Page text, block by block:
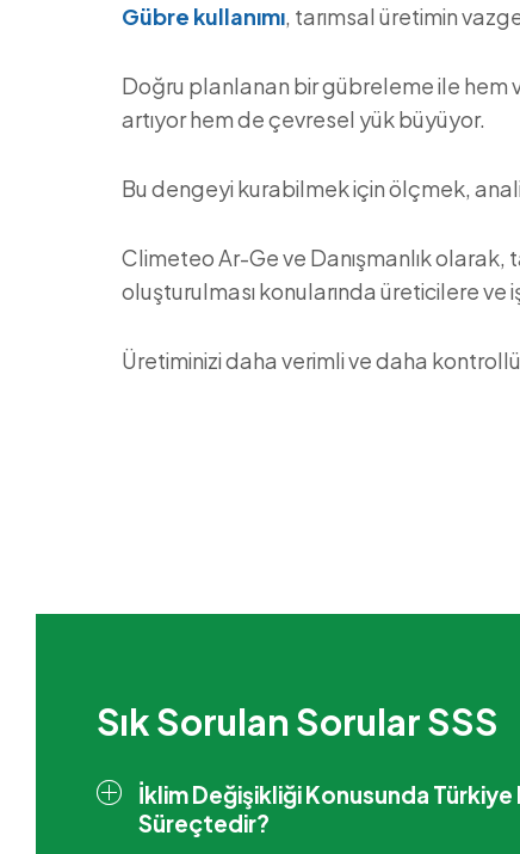
Gübre kullanımı , tarımsal üretimin
Doğru planlanan bir gübreleme ile hem
artıyor hem de çevresel yük büyüyor.
Bu dengeyi kurabilmek için ölçmek,
Climeteo Ar-Ge ve Danışmanlık olarak,
oluşturulması konularında üreticilere ve
Üretiminizi daha verimli ve daha
Sık Sorulan Sorular SSS
İklim Değişikliği Konusunda Türkiye
Süreçtedir?